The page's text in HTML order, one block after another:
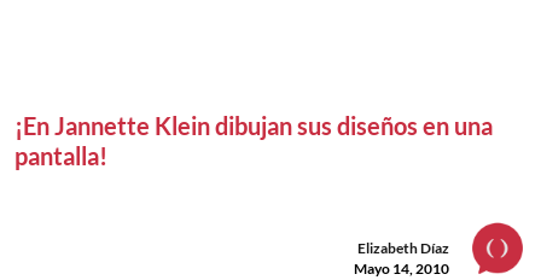
¡En Jannette Klein dibujan sus diseños en una
pantalla!
Elizabeth Díaz
Mayo 14, 2010